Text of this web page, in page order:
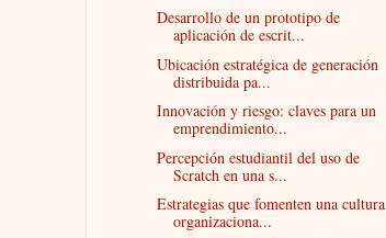
Desarrollo de un prototipo de
aplicación de escrit...
Ubicación estratégica de generación
distribuida pa...
Innovación y riesgo: claves para un
emprendimiento...
Percepción estudiantil del uso de
Scratch en una s...
Estrategias que fomenten una cultura
organizaciona...